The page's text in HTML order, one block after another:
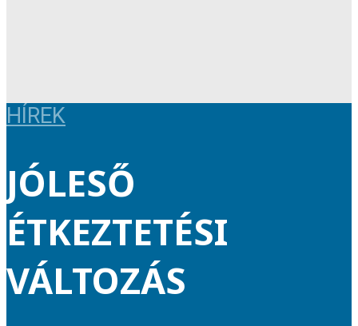
HÍREK
JÓLESŐ
ÉTKEZTETÉSI
VÁLTOZÁS